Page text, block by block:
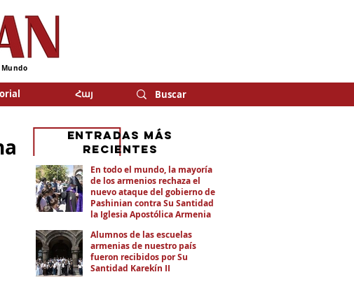
Հայ
En todo el mundo, la mayoría
de los armenios rechaza el
nuevo ataque del gobierno de
Pashinian contra Su Santidad y
la Iglesia Apostólica Armenia
Alumnos de las escuelas
armenias de nuestro país
fueron recibidos por Su
Santidad Karekín II
eNTRADAS MÁS
RECIENTES